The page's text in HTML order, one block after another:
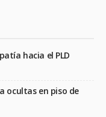
hacia el PLD
ocultas en piso de